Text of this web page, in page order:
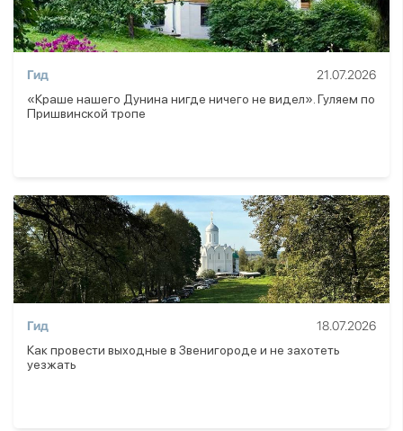
Гид
21.07.2026
«Краше нашего Дунина нигде ничего не видел». Гуляем по
Пришвинской тропе
Гид
18.07.2026
Как провести выходные в Звенигороде и не захотеть
уезжать